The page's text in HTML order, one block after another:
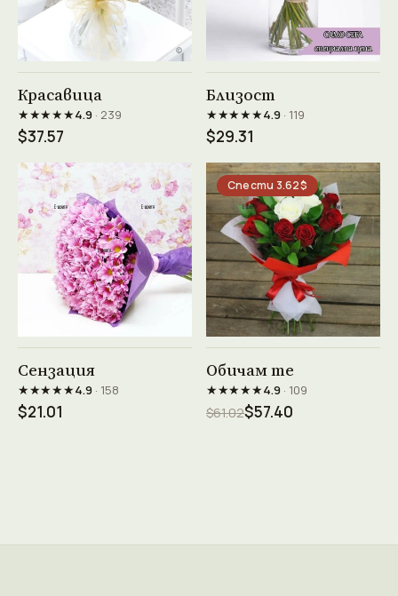
Красавица
★★★★★4.9· 239
$37.57
Близост
★★★★★4.9· 119
$29.31
Сензация
★★★★★4.9· 158
$21.01
Спести 3.62$
Обичам те
★★★★★4.9· 109
$61.02$57.40